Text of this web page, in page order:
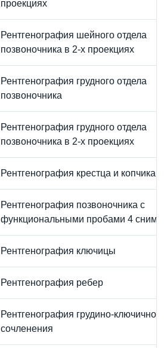
проекциях
Рентгенография шейного отдела
позвоночника в 2-х проекциях
Рентгенография грудного отдела
позвоночника
Рентгенография грудного отдела
позвоночника в 2-х проекциях
Рентгенография крестца и копчика
Рентгенография позвоночника с
функциональными пробами 4
Рентгенография ключицы
Рентгенография ребер
Рентгенография грудино-
сочленения